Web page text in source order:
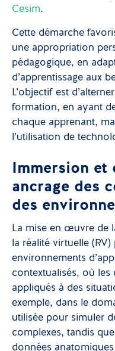
Cesim.
Cette démarche
une appropriation
pédagogique, en
d’apprentissage aux
L’objectif est
formation, en ayant
chaque apprenant,
l’utilisation de
Immersion
ancrage des
des
La mise en œuvre de
la réalité virtuelle
environnements
contextualisés, où
appliqués à des
exemple, dans le
utilisée pour simuler
complexes, tandis
données